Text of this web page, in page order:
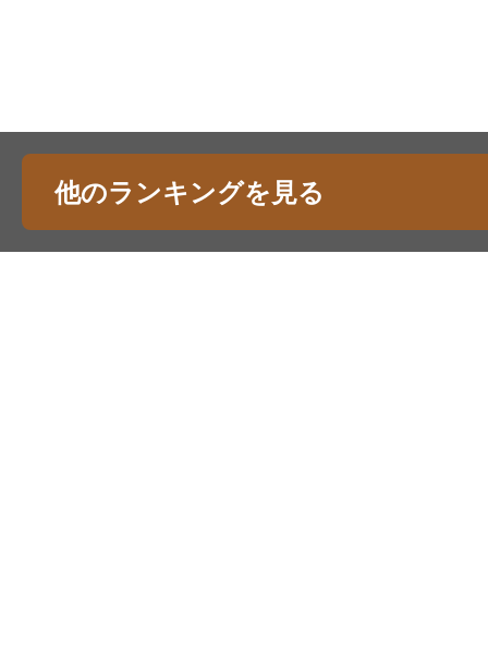
他のランキングを見る